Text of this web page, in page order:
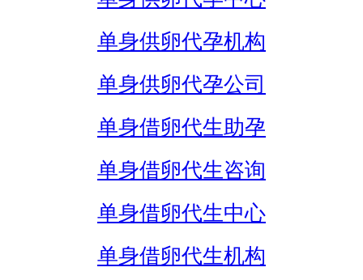
单身供卵代孕机构
单身供卵代孕公司
单身借卵代生助孕
单身借卵代生咨询
单身借卵代生中心
单身借卵代生机构